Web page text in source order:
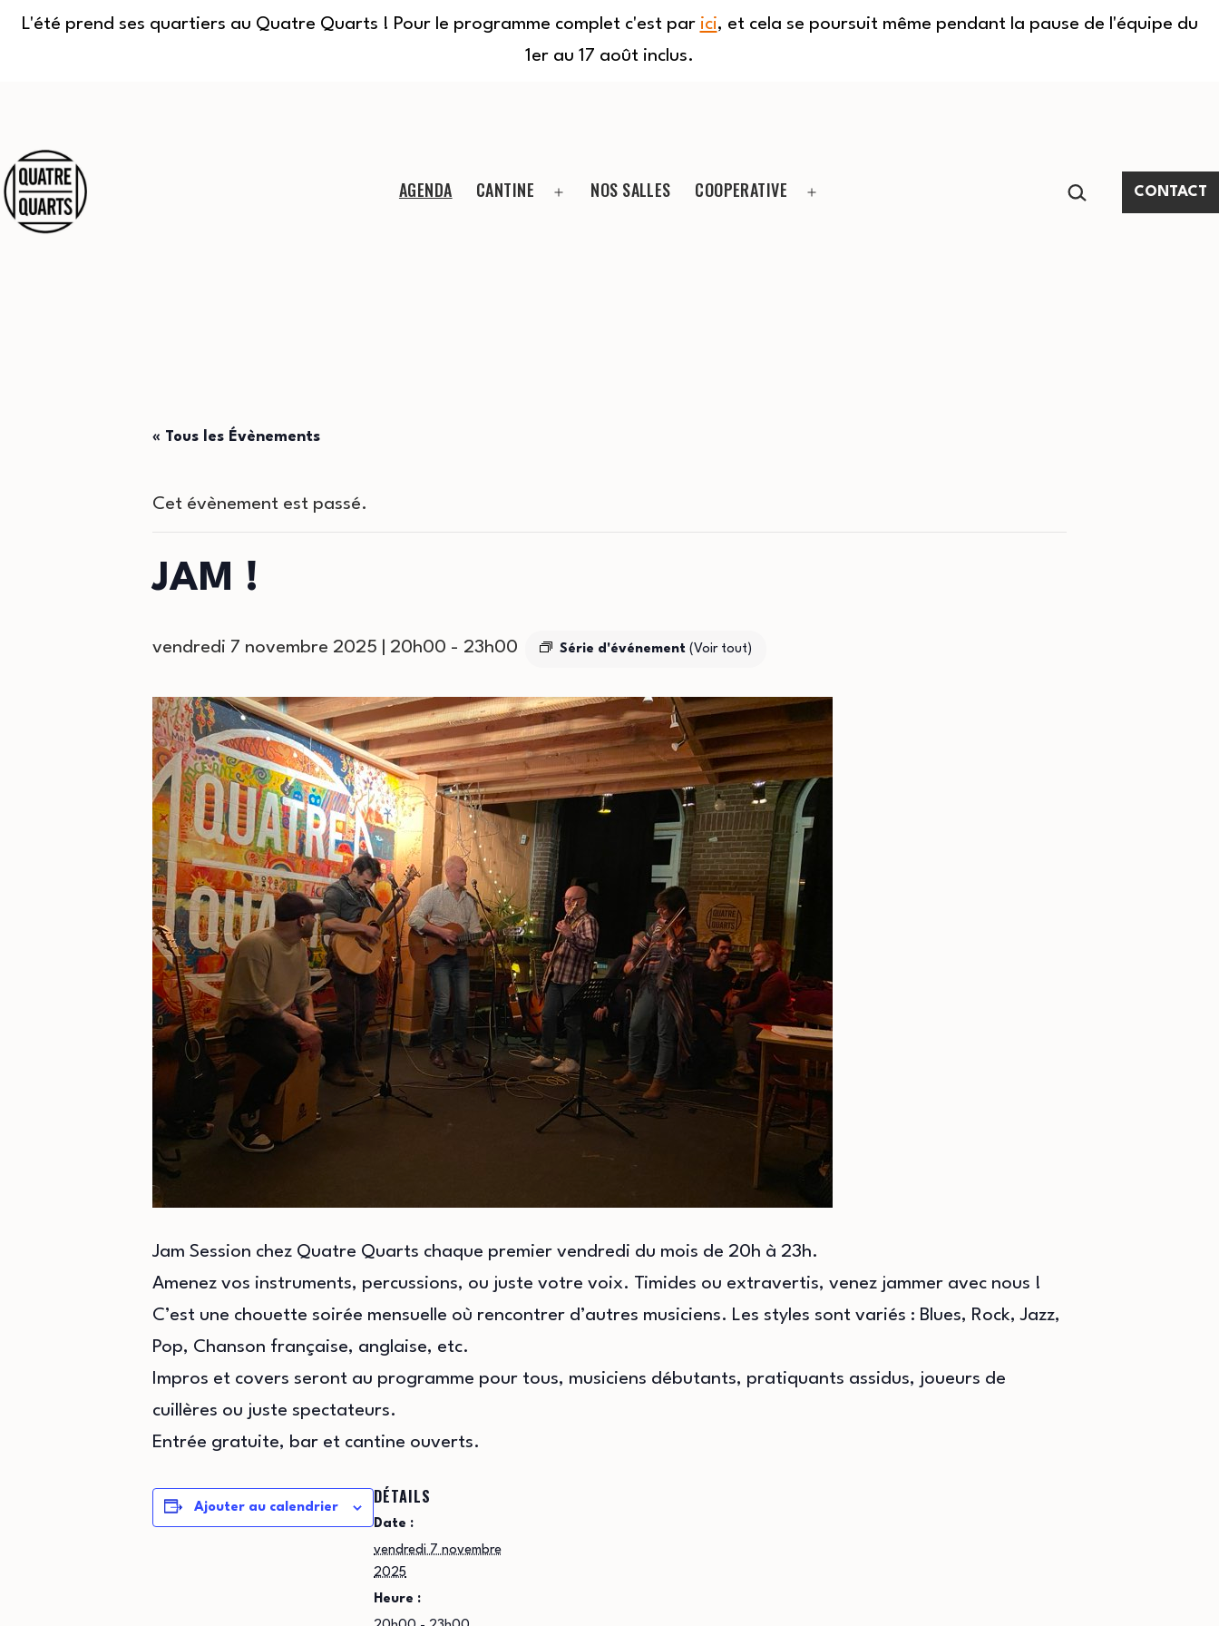
L'été prend ses quartiers au Quatre Quarts ! Pour le programme complet c'est par ici, et cela se poursuit même pendant la pause de l'équipe du
1er au 17 août inclus.
contenu
AGENDA CANTINE NOS SALLES COOPERATIVE RECHERCHER…
CONTACT
« Tous les Évènements
Cet évènement est passé.
JAM !
vendredi 7 novembre 2025 | 20h00 - 23h00 Série d'événement (Voir tout)
Jam Session chez Quatre Quarts chaque premier vendredi du mois de 20h à 23h.
Amenez vos instruments, percussions, ou juste votre voix. Timides ou extravertis, venez jammer avec nous !
C’est une chouette soirée mensuelle où rencontrer d’autres musiciens. Les styles sont variés : Blues, Rock, Jazz,
Pop, Chanson française, anglaise, etc.
Impros et covers seront au programme pour tous, musiciens débutants, pratiquants assidus, joueurs de
cuillères ou juste spectateurs.
Entrée gratuite, bar et cantine ouverts.
Ajouter au calendrier
DÉTAILS
Date :
vendredi 7 novembre
2025
Heure :